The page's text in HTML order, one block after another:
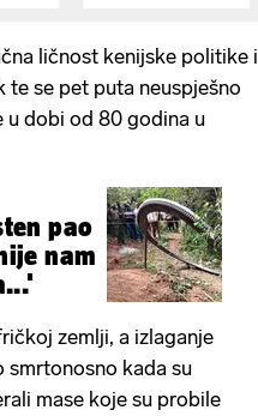
ličnost kenijske politike i
se pet puta neuspješno
u dobi od 80 godina u
pao
nam
zemlji, a izlaganje
smrtonosno kada su
mase koje su probile